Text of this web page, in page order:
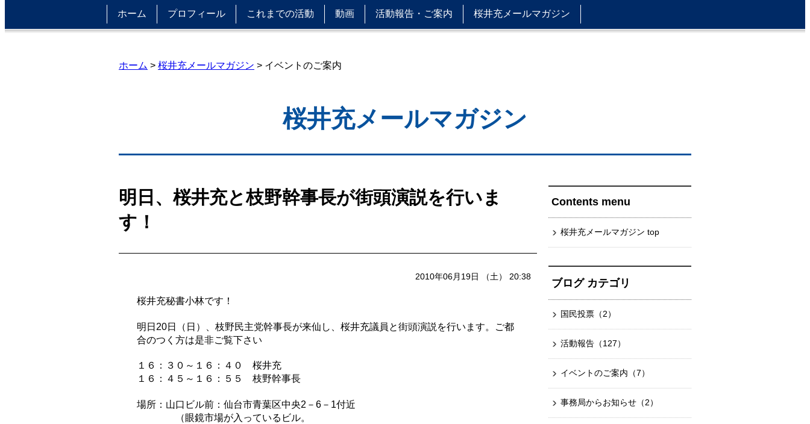
ホーム プロフィール これまでの活動 動画 活動報告・ご案内 桜井充メールマガジン
ホーム > 桜井充メールマガジン > イベントのご案内
桜井充メールマガジン
明日、桜井充と枝野幹事長が街頭演説を行いま
す！
2010年06月19日 （土） 20:38
桜井充秘書小林です！
明日20日（日）、枝野民主党幹事長が来仙し、桜井充議員と街頭演説を行います。ご都
合のつく方は是非ご覧下さい
１６：３０～１６：４０ 桜井充
１６：４５～１６：５５ 枝野幹事長
場所：山口ビル前：仙台市青葉区中央2－6－1付近
（眼鏡市場が入っているビル。
Contents menu
桜井充メールマガジン top
ブログ カテゴリ
国民投票（2）
活動報告（127）
イベントのご案内 （7）
事務局からお知らせ（2）